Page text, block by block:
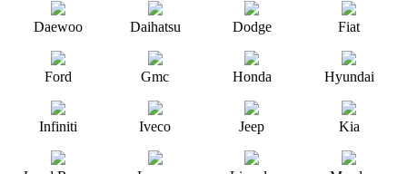
Daewoo Daihatsu Dodge Fiat
Ford Gmc Honda Hyundai
Infiniti Iveco Jeep Kia